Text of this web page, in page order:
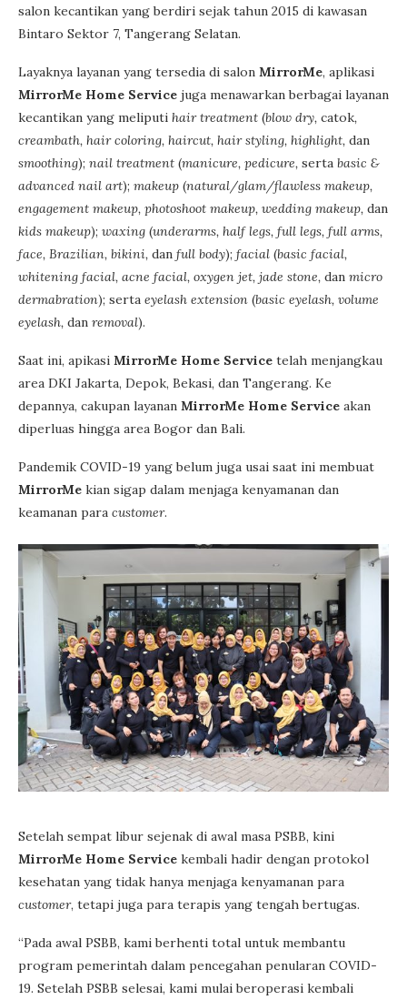
salon kecantikan yang berdiri sejak tahun 2015 di kawasan
Bintaro Sektor 7, Tangerang Selatan.
Layaknya layanan yang tersedia di salon MirrorMe, aplikasi
MirrorMe Home Service juga menawarkan berbagai layanan
kecantikan yang meliputi hair treatment (blow dry, catok,
creambath, hair coloring, haircut, hair styling, highlight, dan
smoothing); nail treatment (manicure, pedicure, serta basic &
advanced nail art); makeup (natural/glam/flawless makeup,
engagement makeup, photoshoot makeup, wedding makeup, dan
kids makeup); waxing (underarms, half legs, full legs, full arms,
face, Brazilian, bikini, dan full body); facial (basic facial,
whitening facial, acne facial, oxygen jet, jade stone, dan micro
dermabration); serta eyelash extension (basic eyelash, volume
eyelash, dan removal).
Saat ini, apikasi MirrorMe Home Service telah menjangkau
area DKI Jakarta, Depok, Bekasi, dan Tangerang. Ke
depannya, cakupan layanan MirrorMe Home Service akan
diperluas hingga area Bogor dan Bali.
Pandemik COVID-19 yang belum juga usai saat ini membuat
MirrorMe kian sigap dalam menjaga kenyamanan dan
keamanan para customer.
Setelah sempat libur sejenak di awal masa PSBB, kini
MirrorMe Home Service kembali hadir dengan protokol
kesehatan yang tidak hanya menjaga kenyamanan para
customer, tetapi juga para terapis yang tengah bertugas.
“Pada awal PSBB, kami berhenti total untuk membantu
program pemerintah dalam pencegahan penularan COVID-
19. Setelah PSBB selesai, kami mulai beroperasi kembali